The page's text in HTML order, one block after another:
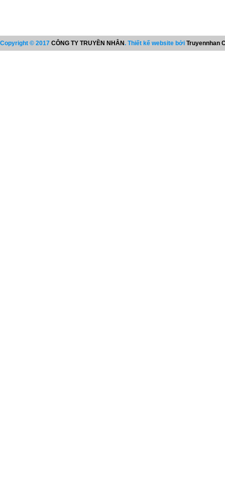
Copyright © 2017 CÔNG TY TRUYỀN NHÂN. Thiết kế website bởi Truyennhan